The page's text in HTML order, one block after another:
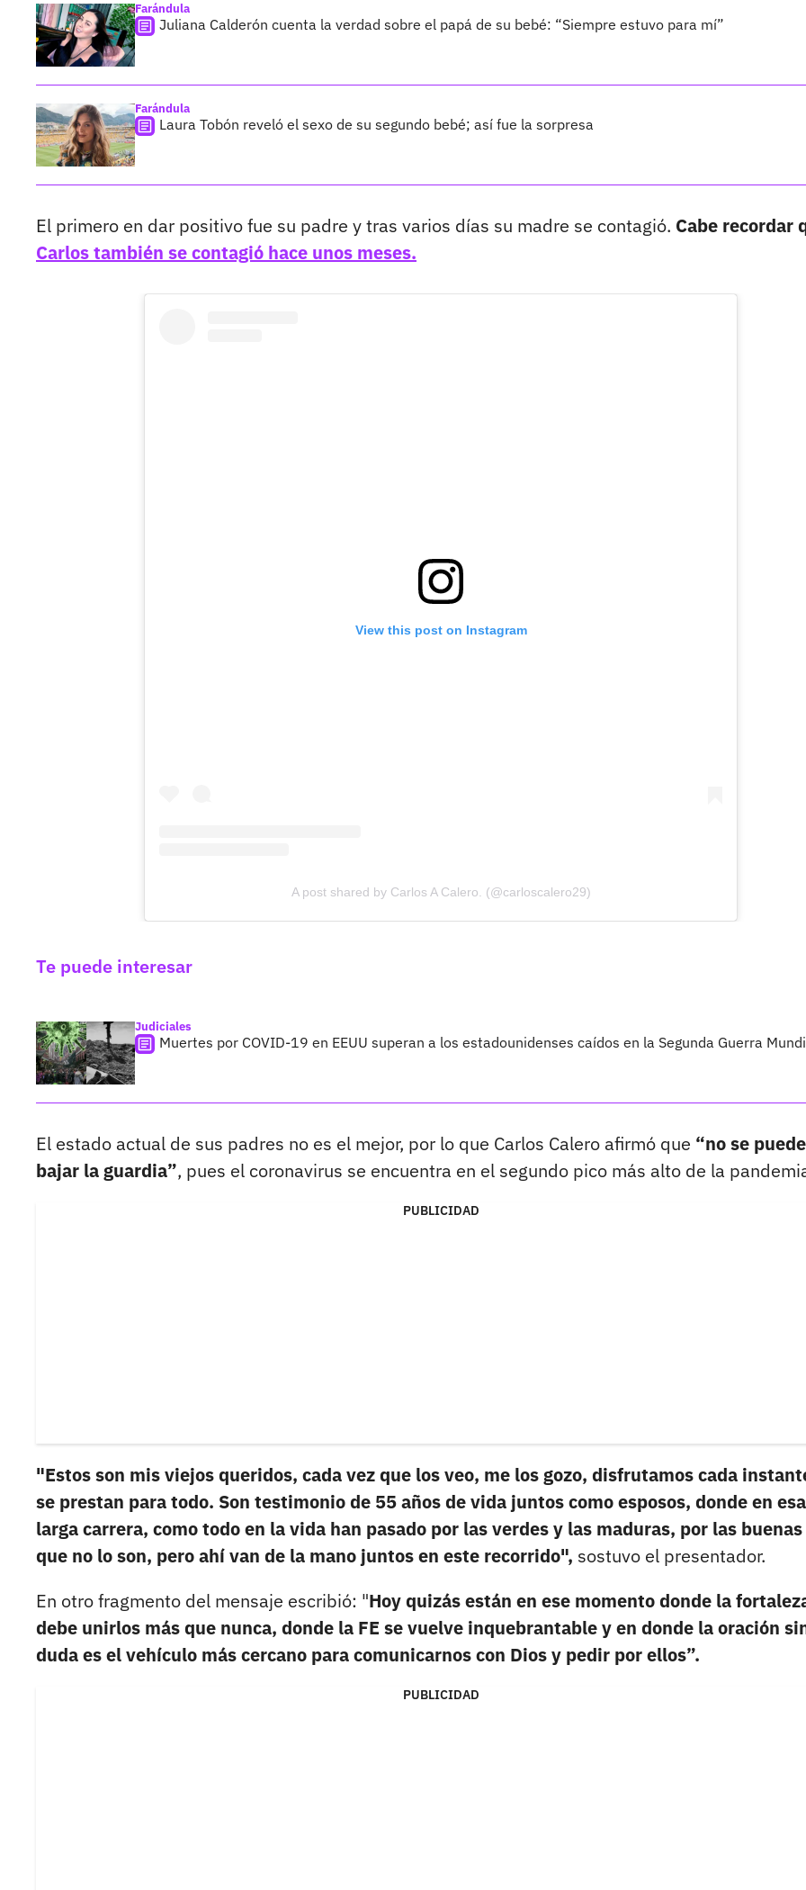
Farándula
Juliana Calderón cuenta la verdad sobre el papá de su bebé: “Siempre estuvo para mí”
Farándula
Laura Tobón reveló el sexo de su segundo bebé; así fue la sorpresa
El primero en dar positivo fue su padre y tras varios días su madre se contagió. Cabe recordar
Carlos también se contagió hace unos meses.
View this post on Instagram
A post shared by Carlos A Calero. (@carloscalero29)
Te puede interesar
Judiciales
Muertes por COVID-19 en EEUU superan a los estadounidenses caídos en la Segunda Guerra
El estado actual de sus padres no es el mejor, por lo que Carlos Calero afirmó que “no se puede
bajar la guardia”, pues el coronavirus se encuentra en el segundo pico más alto de la
PUBLICIDAD
"Estos son mis viejos queridos, cada vez que los veo, me los gozo, disfrutamos cada
se prestan para todo. Son testimonio de 55 años de vida juntos como esposos, donde en esa
larga carrera, como todo en la vida han pasado por las verdes y las maduras, por las
que no lo son, pero ahí van de la mano juntos en este recorrido", sostuvo el presentador.
En otro fragmento del mensaje escribió: "Hoy quizás están en ese momento donde la
debe unirlos más que nunca, donde la FE se vuelve inquebrantable y en donde la oración
duda es el vehículo más cercano para comunicarnos con Dios y pedir por ellos”.
PUBLICIDAD